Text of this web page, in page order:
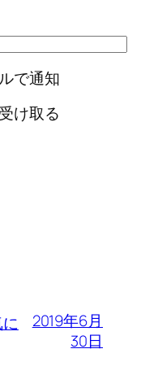
で通知
け取る
2019年6月
30日